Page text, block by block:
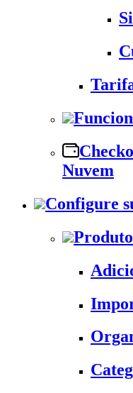
Nuvem
Configure